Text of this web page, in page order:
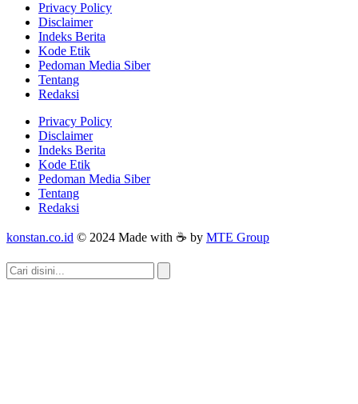
Privacy Policy
Disclaimer
Indeks Berita
Kode Etik
Pedoman Media Siber
Tentang
Redaksi
Privacy Policy
Disclaimer
Indeks Berita
Kode Etik
Pedoman Media Siber
Tentang
Redaksi
konstan.co.id © 2024 Made with ☕ by MTE Group